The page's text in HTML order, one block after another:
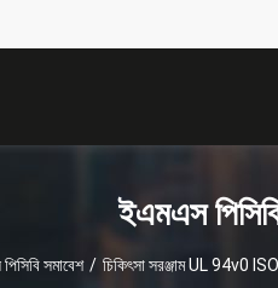
ইএমএস
সমাবেশ / চিকিৎসা সরঞ্জাম UL 94v0